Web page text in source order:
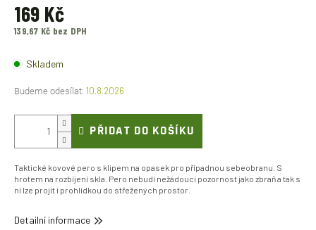
169 Kč
139,67 Kč bez DPH
cena:Skladem
10.8.2026
PŘIDAT DO KOŠÍKU
Taktické kovové pero s klipem na opasek pro případnou sebeobranu. S
hrotem na rozbíjení skla. Pero nebudí nežádoucí pozornost jako zbraň a tak s
ní lze projít i prohlídkou do střežených prostor.
Detailní informace